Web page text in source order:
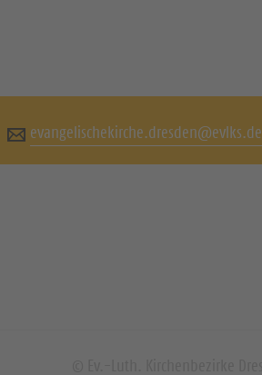
evangelischekirche.dresden@evlks.de